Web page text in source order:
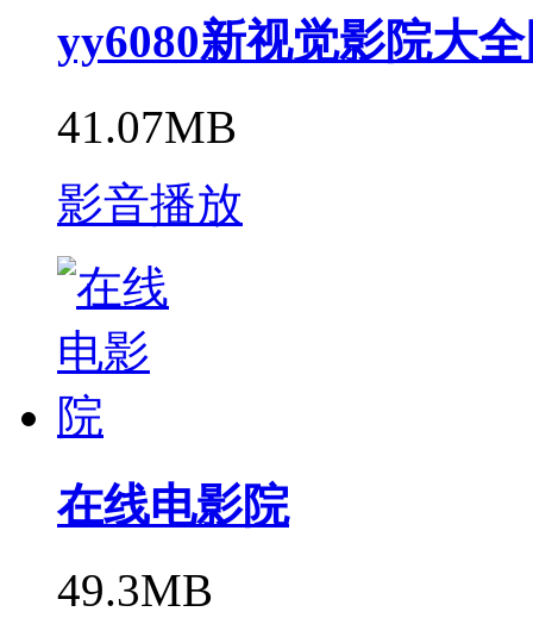
yy6080新视觉影院大
41.07MB
影音播放
在线电影院
49.3MB